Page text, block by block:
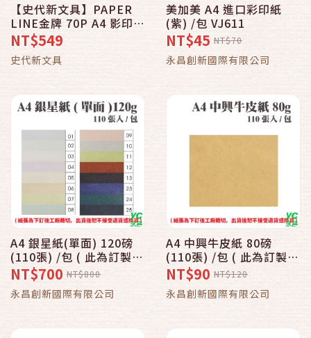
【史代新文具】PAPER
LINE金牌 70P A4 影印
紙/多功能紙 (1箱5包)
NT$549
史代新文具
美加美 A4 進口彩印紙
(紫) /包 VJ611
NT$45 NT$70
永昌創新國際有限公司
A4 銀星紙(單面) 120磅
(110張) /包 ( 此為訂製
品，出貨後無法退換貨 )
NT$700 NT$800
永昌創新國際有限公司
A4 中興牛皮紙 80磅
(110張) /包 ( 此為訂製
品，出貨後無法退換貨 )
NT$90 NT$120
永昌創新國際有限公司